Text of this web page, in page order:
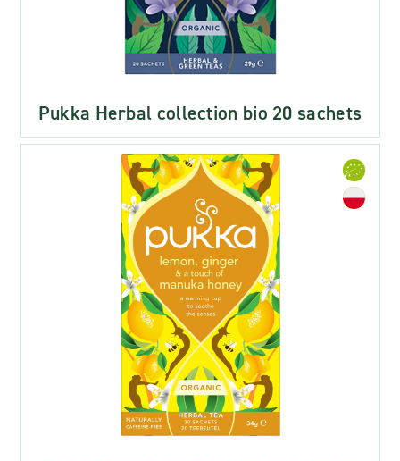
Pukka Herbal collection bio 20 sachets